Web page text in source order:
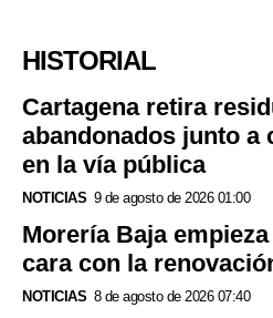
HISTORIAL
Cartagena retira
abandonados junto a
en la vía pública
NOTICIAS 9 de agosto de 2026 01:00
Morería Baja
cara con la
NOTICIAS 8 de agosto de 2026 07:40